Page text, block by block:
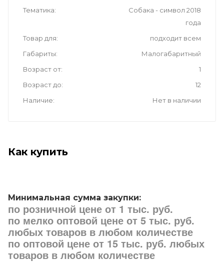
Тематика
Собака - символ 2018
года
Товар для
подходит всем
Габариты
Малогабаритный
Возраст от
1
Возраст до
12
Наличие
Нет в наличии
Как купить
Минимальная сумма закупки:
по розничной цене от 1 тыс. руб.
по мелко оптовой цене от 5 тыс. руб.
любых товаров в любом количестве
по оптовой цене от 15 тыс. руб. любых
товаров в любом количестве